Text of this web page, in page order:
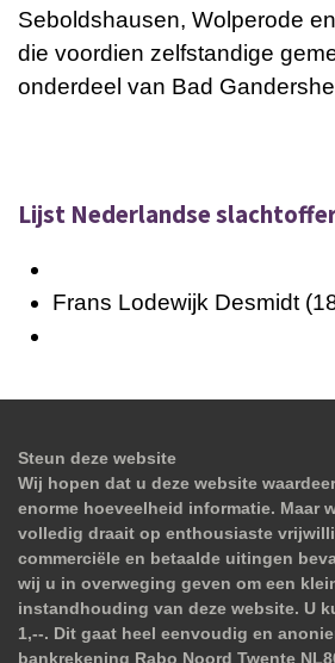
Seboldshausen, Wolperode
die voordien zelfstandige
onderdeel van Bad
Lijst Nederlandse
Frans Lodewijk Desmidt
Steun deze website
Wij hopen dat u deze website
enorme hoeveelheid informatie. Maar
volledig draait op enthousiaste
commerciële en betaalde uitingen
wij u in overweging geven om een
instandhouding van deze website. U
1,--. Dit gaat heel eenvoudig en
bankrekening Rabo Noord Twente